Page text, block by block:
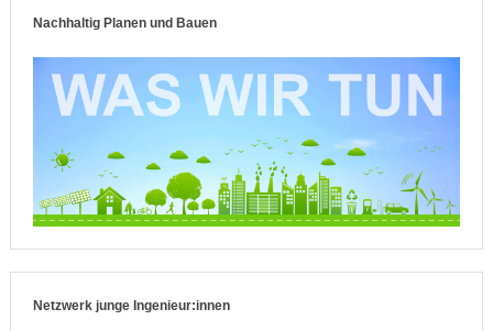
Nachhaltig Planen und Bauen
Netzwerk junge Ingenieur:innen